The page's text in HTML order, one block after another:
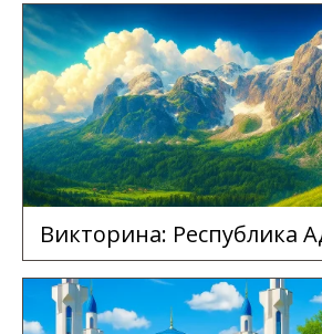
Викторина: Республика